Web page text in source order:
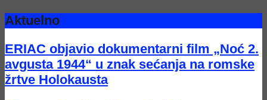
Aktuelno
ERIAC objavio dokumentarni film „Noć 2.
avgusta 1944“ u znak sećanja na romske
žrtve Holokausta